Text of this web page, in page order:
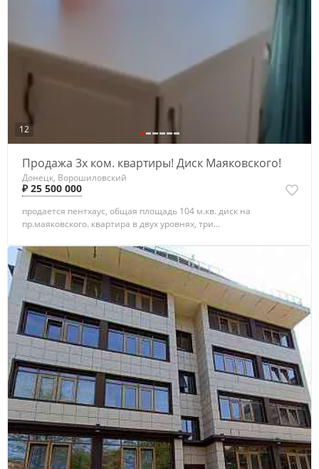
12
Продажа 3х ком. квартиры! Диск Маяковского!
Донецк, Ворошиловский
₽ 25 500 000
продается пентхаус, общая площадь 104 м.кв. диск на
пр.маяковского. квартира в двух уровнях, три...